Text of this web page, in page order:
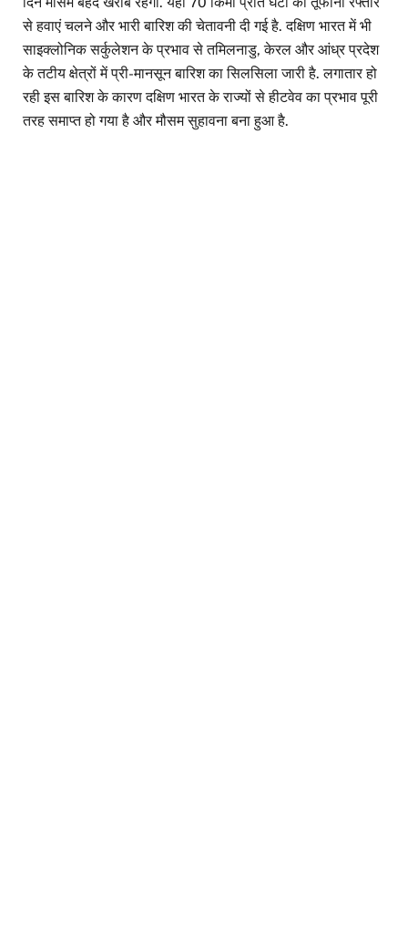
से हवाएं चलने और भारी बारिश की चेतावनी दी गई है. दक्षिण भारत में भी
साइक्लोनिक सर्कुलेशन के प्रभाव से तमिलनाडु, केरल और आंध्र प्रदेश
के तटीय क्षेत्रों में प्री-मानसून बारिश का सिलसिला जारी है. लगातार हो
रही इस बारिश के कारण दक्षिण भारत के राज्यों से हीटवेव का प्रभाव पूरी
तरह समाप्त हो गया है और मौसम सुहावना बना हुआ है.